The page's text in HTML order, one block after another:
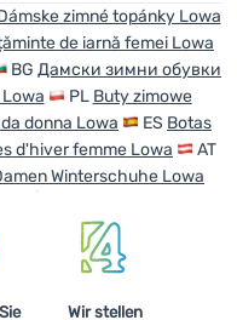
zimné topánky Lowa
de iarnă femei Lowa
BG Дамски зимни обувки
PL Buty zimowe
donna Lowa ES Botas
d'hiver femme Lowa
AT
Winterschuhe Lowa
Wir stellen